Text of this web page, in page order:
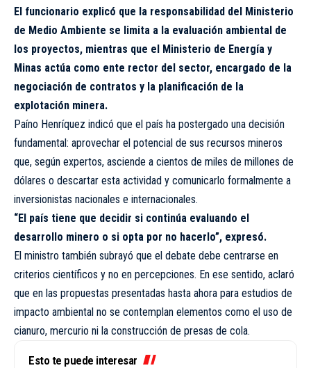
El funcionario explicó que la responsabilidad del Ministerio
de Medio Ambiente se limita a la evaluación ambiental de
los proyectos, mientras que el Ministerio de Energía y
Minas actúa como ente rector del sector, encargado de la
negociación de contratos y la planificación de la
explotación minera.
Paíno Henríquez indicó que el país ha postergado una decisión
fundamental: aprovechar el potencial de sus recursos mineros
que, según expertos, asciende a cientos de miles de millones de
dólares o descartar esta actividad y comunicarlo formalmente a
inversionistas nacionales e internacionales.
“El país tiene que decidir si continúa evaluando el
desarrollo minero o si opta por no hacerlo”, expresó.
El ministro también subrayó que el debate debe centrarse en
criterios científicos y no en percepciones. En ese sentido, aclaró
que en las propuestas presentadas hasta ahora para estudios de
impacto ambiental no se contemplan elementos como el uso de
cianuro, mercurio ni la construcción de presas de cola.
Esto te puede interesar